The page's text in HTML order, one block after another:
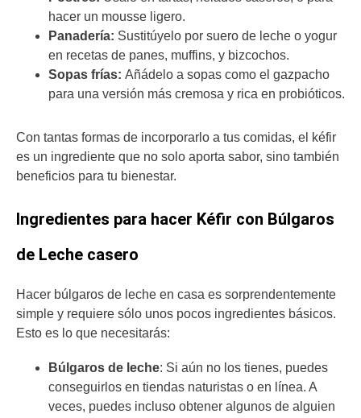
hacer un mousse ligero.
Panadería: Sustitúyelo por suero de leche o yogur
en recetas de panes, muffins, y bizcochos.
Sopas frías: Añádelo a sopas como el gazpacho
para una versión más cremosa y rica en probióticos.
Con tantas formas de incorporarlo a tus comidas, el kéfir
es un ingrediente que no solo aporta sabor, sino también
beneficios para tu bienestar.
Ingredientes para hacer Kéfir con Búlgaros
de Leche casero
Hacer búlgaros de leche en casa es sorprendentemente
simple y requiere sólo unos pocos ingredientes básicos.
Esto es lo que necesitarás:
Búlgaros de leche: Si aún no los tienes, puedes
conseguirlos en tiendas naturistas o en línea. A
veces, puedes incluso obtener algunos de alguien